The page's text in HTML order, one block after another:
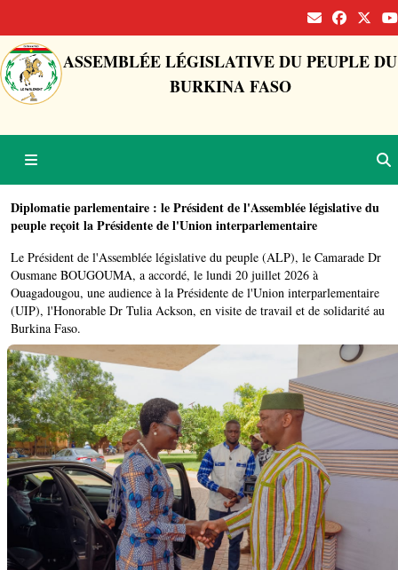
ASSEMBLÉE LÉGISLATIVE DU PEUPLE DU
BURKINA FASO
Diplomatie parlementaire : le Président de l'Assemblée législative du
peuple reçoit la Présidente de l'Union interparlementaire
Le Président de l'Assemblée législative du peuple (ALP), le Camarade Dr
Ousmane BOUGOUMA, a accordé, le lundi 20 juillet 2026 à
Ouagadougou, une audience à la Présidente de l'Union interparlementaire
(UIP), l'Honorable Dr Tulia Ackson, en visite de travail et de solidarité au
Burkina Faso.